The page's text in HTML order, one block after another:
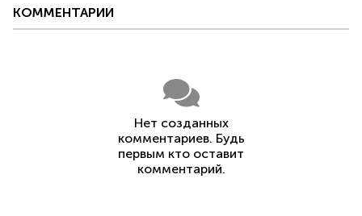
КОММЕНТАРИИ
Нет созданных
комментариев. Будь
первым кто оставит
комментарий.